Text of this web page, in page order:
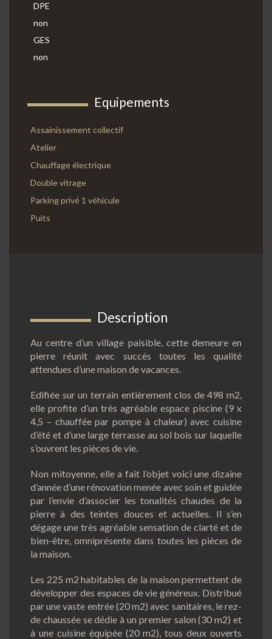
DPE
non
GES
non
Equipements
Assainissement collectif
Atelier
Chauffage électrique
Double vitrage
Parking privé 1 véhicule
Puits
Description
Au centre d’un village paisible, cette demeure en
pierre réunit avec succès toutes les qualité
attendues d’une maison de vacances.
Edifiée sur un terrain entièrement clos de 498 m2,
elle profite d’un très agréable espace piscine (9 x
4,5 – chauffée par pompe à chaleur) avec cuisine
d’été et d’une large terrasse au sol bois sur laquelle
s’ouvrent les pièces de vie.
Non mitoyenne, elle a fait l’objet voici une dizaine
d’année d’une rénovation menée avec soin et guidée
par l’envie d’associer les tonalités chaudes de la
pierre à des teintes douces et actuelles. Il s’en
dégage une très agréable sensation de clarté et de
bien-être, omniprésente dans toutes les pièces de
la maison.
Les 225 m2 habitables de la maison permettent de
développer des espaces de vie généreux. Distribué
par une vaste entrée (20 m2) avec sanitaires, le rez-
de chaussée se dédie à un premier salon (30 m2) et
à une cuisine équipée (20 m2), tous deux ouverts